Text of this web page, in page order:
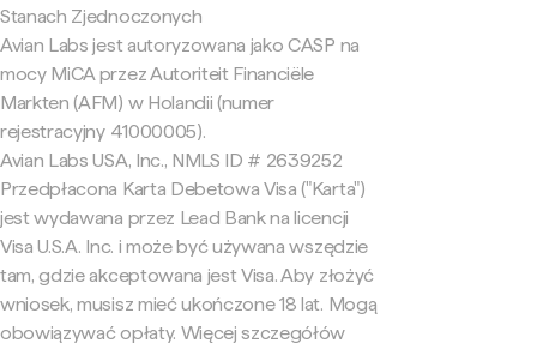
Stanach Zjednoczonych
Avian Labs jest autoryzowana jako CASP na
mocy MiCA przez Autoriteit Financiële
Markten (AFM) w Holandii (numer
rejestracyjny 41000005).
Avian Labs USA, Inc., NMLS ID # 2639252
Przedpłacona Karta Debetowa Visa ("Karta")
jest wydawana przez Lead Bank na licencji
Visa U.S.A. Inc. i może być używana wszędzie
tam, gdzie akceptowana jest Visa. Aby złożyć
wniosek, musisz mieć ukończone 18 lat. Mogą
obowiązywać opłaty. Więcej szczegółów